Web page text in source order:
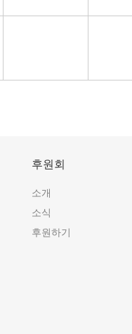
후원회
소개
소식
후원하기